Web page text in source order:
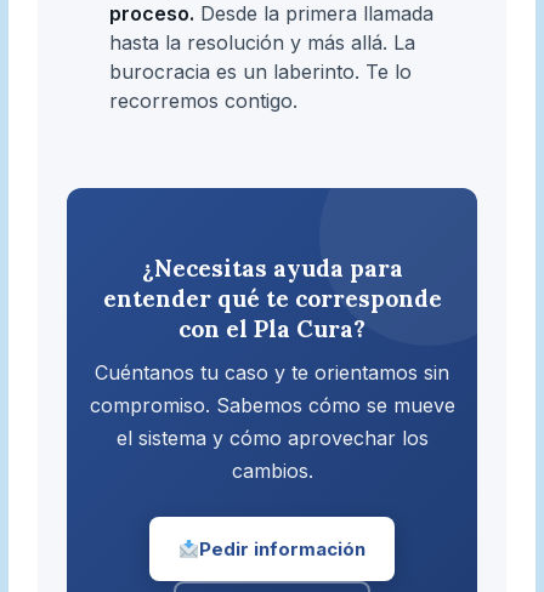
proceso. Desde la primera llamada
hasta la resolución y más allá. La
burocracia es un laberinto. Te lo
recorremos contigo.
¿Necesitas ayuda para
entender qué te corresponde
con el Pla Cura?
Cuéntanos tu caso y te orientamos sin
compromiso. Sabemos cómo se mueve
el sistema y cómo aprovechar los
cambios.
Pedir información